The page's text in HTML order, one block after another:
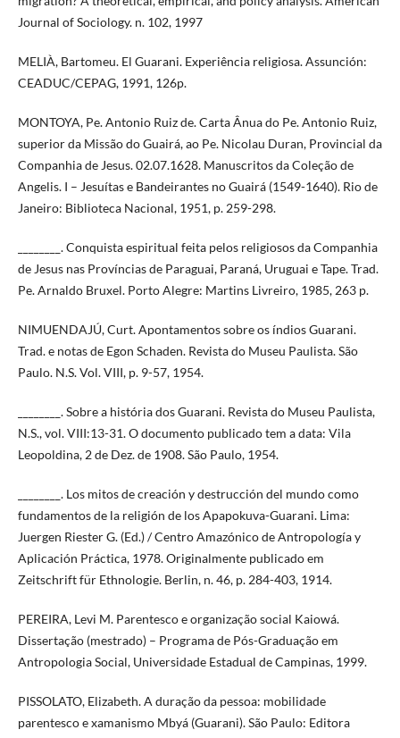
Journal of Sociology. n. 102, 1997
MELIÀ, Bartomeu. El Guarani. Experiência religiosa. Assunción:
CEADUC/CEPAG, 1991, 126p.
MONTOYA, Pe. Antonio Ruiz de. Carta Ânua do Pe. Antonio Ruiz,
superior da Missão do Guairá, ao Pe. Nicolau Duran, Provincial da
Companhia de Jesus. 02.07.1628. Manuscritos da Coleção de
Angelis. I – Jesuítas e Bandeirantes no Guairá (1549-1640). Rio de
Janeiro: Biblioteca Nacional, 1951, p. 259-298.
________. Conquista espiritual feita pelos religiosos da Companhia
de Jesus nas Províncias de Paraguai, Paraná, Uruguai e Tape. Trad.
Pe. Arnaldo Bruxel. Porto Alegre: Martins Livreiro, 1985, 263 p.
NIMUENDAJÚ, Curt. Apontamentos sobre os índios Guarani.
Trad. e notas de Egon Schaden. Revista do Museu Paulista. São
Paulo. N.S. Vol. VIII, p. 9-57, 1954.
________. Sobre a história dos Guarani. Revista do Museu Paulista,
N.S., vol. VIII:13-31. O documento publicado tem a data: Vila
Leopoldina, 2 de Dez. de 1908. São Paulo, 1954.
________. Los mitos de creación y destrucción del mundo como
fundamentos de la religión de los Apapokuva-Guarani. Lima:
Juergen Riester G. (Ed.) / Centro Amazónico de Antropología y
Aplicación Práctica, 1978. Originalmente publicado em
Zeitschrift für Ethnologie. Berlin, n. 46, p. 284-403, 1914.
PEREIRA, Levi M. Parentesco e organização social Kaiowá.
Dissertação (mestrado) – Programa de Pós-Graduação em
Antropologia Social, Universidade Estadual de Campinas, 1999.
PISSOLATO, Elizabeth. A duração da pessoa: mobilidade
parentesco e xamanismo Mbyá (Guarani). São Paulo: Editora